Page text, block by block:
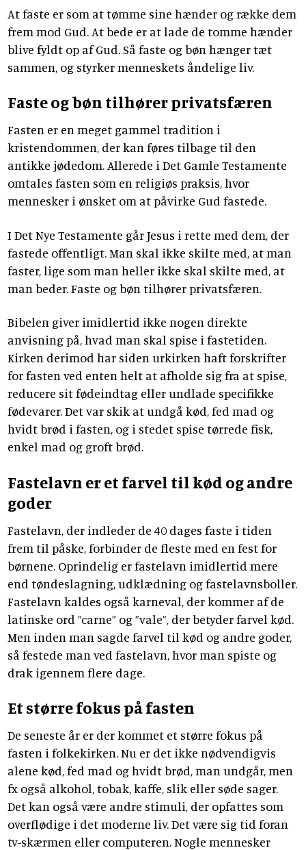
At faste er som at tømme sine hænder og række dem
frem mod Gud. At bede er at lade de tomme hænder
blive fyldt op af Gud. Så faste og bøn hænger tæt
sammen, og styrker menneskets åndelige liv.
Faste og bøn tilhører privatsfæren
Fasten er en meget gammel tradition i
kristendommen, der kan føres tilbage til den
antikke jødedom. Allerede i Det Gamle Testamente
omtales fasten som en religiøs praksis, hvor
mennesker i ønsket om at påvirke Gud fastede.
I Det Nye Testamente går Jesus i rette med dem, der
fastede offentligt. Man skal ikke skilte med, at man
faster, lige som man heller ikke skal skilte med, at
man beder. Faste og bøn tilhører privatsfæren.
Bibelen giver imidlertid ikke nogen direkte
anvisning på, hvad man skal spise i fastetiden.
Kirken derimod har siden urkirken haft forskrifter
for fasten ved enten helt at afholde sig fra at spise,
reducere sit fødeindtag eller undlade specifikke
fødevarer. Det var skik at undgå kød, fed mad og
hvidt brød i fasten, og i stedet spise tørrede fisk,
enkel mad og groft brød.
Fastelavn er et farvel til kød og andre
goder
Fastelavn, der indleder de 40 dages faste i tiden
frem til påske, forbinder de fleste med en fest for
børnene. Oprindelig er fastelavn imidlertid mere
end tøndeslagning, udklædning og fastelavnsboller.
Fastelavn kaldes også karneval, der kommer af de
latinske ord ”carne” og ”vale”, der betyder farvel kød.
Men inden man sagde farvel til kød og andre goder,
så festede man ved fastelavn, hvor man spiste og
drak igennem flere dage.
Et større fokus på fasten
De seneste år er der kommet et større fokus på
fasten i folkekirken. Nu er det ikke nødvendigvis
alene kød, fed mad og hvidt brød, man undgår, men
fx også alkohol, tobak, kaffe, slik eller søde sager.
Det kan også være andre stimuli, der opfattes som
overflødige i det moderne liv. Det være sig tid foran
tv-skærmen eller computeren. Nogle mennesker